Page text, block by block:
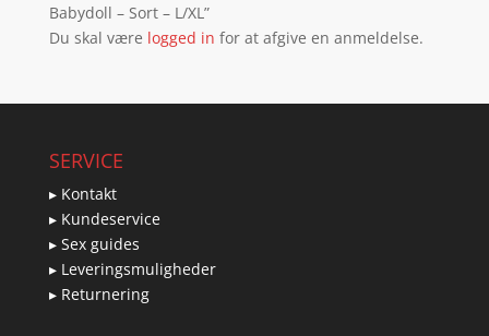
Babydoll – Sort – L/XL”
Du skal være logged in for at afgive en anmeldelse.
SERVICE
▸ Kontakt
▸ Kundeservice
▸ Sex guides
▸ Leveringsmuligheder
▸ Returnering